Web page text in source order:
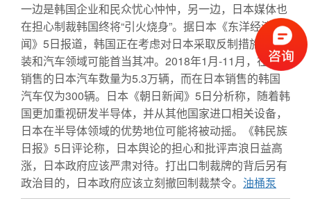
一边是韩国企业和民众忧心忡忡，另一边，日本媒体也
在担心制裁韩国终将“引火烧身”。据日本《东洋经济新
闻》5日报道，韩国正在考虑对日本采取反制措施，服
装和汽车领域可能首当其冲。2018年1月-11月，在韩国
销售的日本汽车数量为5.3万辆，而在日本销售的韩国
汽车仅为300辆。日本《朝日新闻》5日分析称，随着韩
国更加重视研发半导体，并从其他国家进口相关设备，
日本在半导体领域的优势地位可能将被动摇。《韩民族
日报》5日评论称，日本舆论的担心和批评声浪日益高
涨，日本政府应该严肃对待。打出口制裁牌的背后另有
政治目的，日本政府应该立刻撤回制裁禁令。 油桶泵